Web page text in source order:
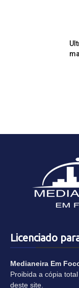
Licenciado
Medianeira Em
Proibida a cópia
deste site.